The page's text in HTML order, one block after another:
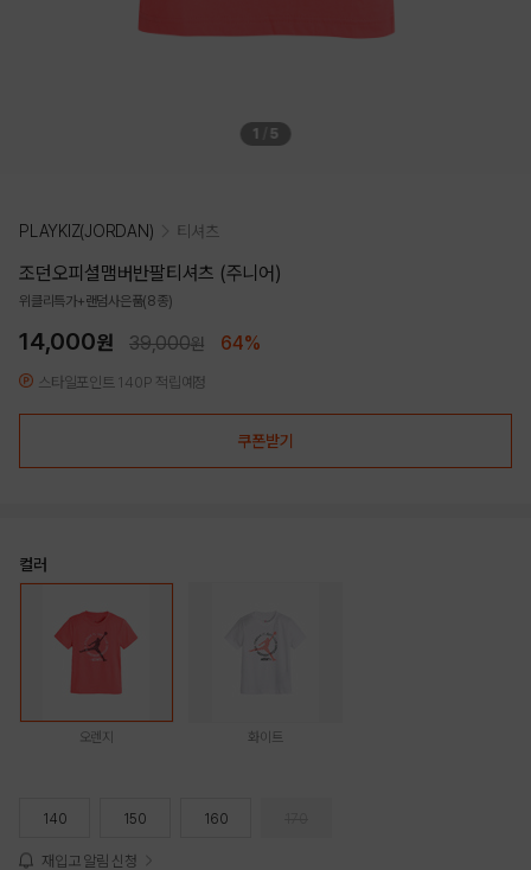
1 5
PLAYKIZ(JORDAN) 티셔츠
조던오피셜맴버반팔티셔츠 (주니어)
위클리특가+랜덤사은품(8종)
14,000원 39,000원 64%
스타일포인트 140P 적립예정
쿠폰받기
컬러
오렌지 화이트
140 150 160
재입고 알림 신청